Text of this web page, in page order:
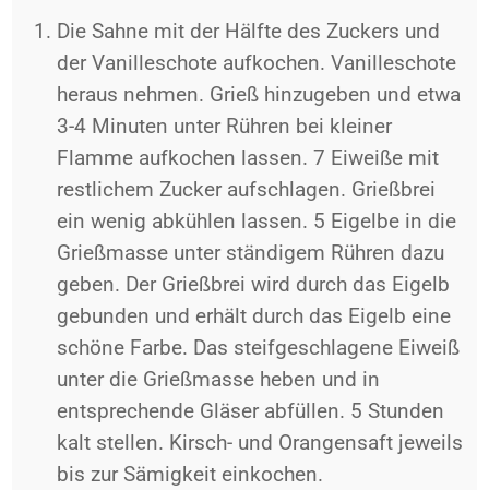
Die Sahne mit der Hälfte des Zuckers und
der Vanilleschote aufkochen. Vanilleschote
heraus nehmen. Grieß hinzugeben und etwa
3-4 Minuten unter Rühren bei kleiner
Flamme aufkochen lassen. 7 Eiweiße mit
restlichem Zucker aufschlagen. Grießbrei
ein wenig abkühlen lassen. 5 Eigelbe in die
Grießmasse unter ständigem Rühren dazu
geben. Der Grießbrei wird durch das Eigelb
gebunden und erhält durch das Eigelb eine
schöne Farbe. Das steifgeschlagene Eiweiß
unter die Grießmasse heben und in
entsprechende Gläser abfüllen. 5 Stunden
kalt stellen. Kirsch- und Orangensaft jeweils
bis zur Sämigkeit einkochen.